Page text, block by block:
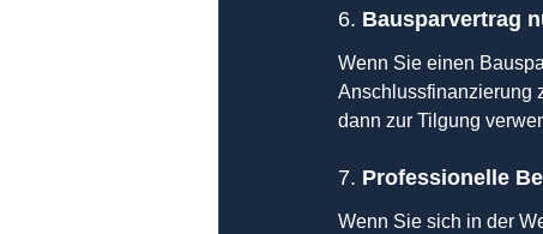
6. Bausparvertrag
Wenn Sie einen
Anschlussfinanzierung
dann zur Tilgung
7. Professionelle
Wenn Sie sich in der